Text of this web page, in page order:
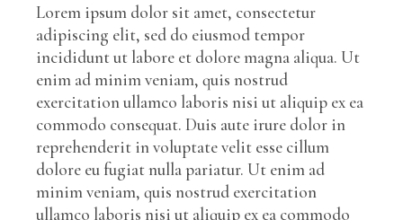
Lorem ipsum dolor sit amet, consectetur
adipiscing elit, sed do eiusmod tempor
incididunt ut labore et dolore magna aliqua. Ut
enim ad minim veniam, quis nostrud
exercitation ullamco laboris nisi ut aliquip ex ea
commodo consequat. Duis aute irure dolor in
reprehenderit in voluptate velit esse cillum
dolore eu fugiat nulla pariatur. Ut enim ad
minim veniam, quis nostrud exercitation
ullamco laboris nisi ut aliquip ex ea commodo